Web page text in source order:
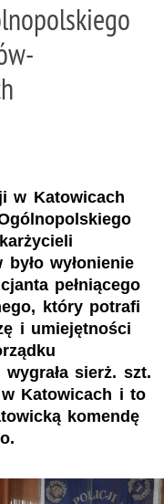
w Katowicach
wyłonienie
pełniącego
który potrafi
i umiejętności
sierż. szt.
Katowicach i to
komendę